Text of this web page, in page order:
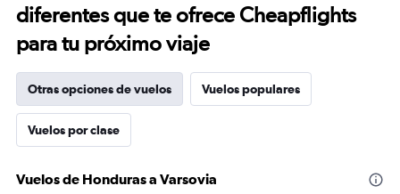
diferentes que te ofrece Cheapflights
para tu próximo viaje
Otras opciones de vuelos Vuelos populares
Vuelos por clase
Vuelos de Honduras a Varsovia